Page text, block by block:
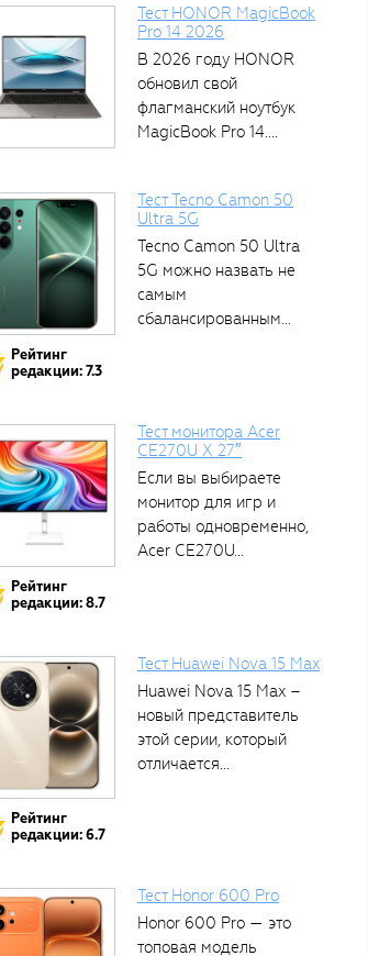
Тест HONOR MagicBook
Pro 14 2026
В 2026 году HONOR
обновил свой
флагманский ноутбук
MagicBook Pro 14....
Рейтинг
редакции: 7.3
Тест Tecno Camon 50
Ultra 5G
Tecno Camon 50 Ultra
5G можно назвать не
самым
сбалансированным
Рейтинг
редакции: 8.7
Тест монитора Acer
CE270U X 27″
Если вы выбираете
монитор для игр и
работы одновременно,
Acer CE270U...
Рейтинг
редакции: 6.7
Тест Huawei Nova 15 Max
Huawei Nova 15 Max –
новый представитель
этой серии, который
отличается...
Тест Honor 600 Pro
Honor 600 Pro — это
топовая модель